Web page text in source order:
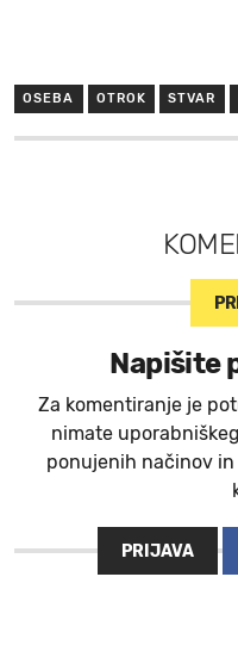
OSEBA OTROK STVAR
Napišite
Za komentiranje je
nimate
ponujenih načinov
PRIJAVA